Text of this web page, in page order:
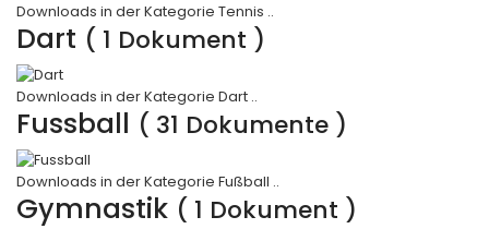
Downloads in der Kategorie Tennis ..
Dart ( 1 Dokument )
Downloads in der Kategorie Dart ..
Fussball ( 31 Dokumente )
Downloads in der Kategorie Fußball ..
Gymnastik ( 1 Dokument )